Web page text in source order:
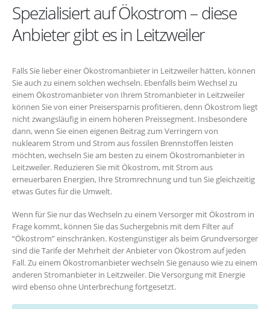
Spezialisiert auf Ökostrom – diese
Anbieter gibt es in Leitzweiler
Falls Sie lieber einer Ökostromanbieter in Leitzweiler hätten, können
Sie auch zu einem solchen wechseln. Ebenfalls beim Wechsel zu
einem Ökostromanbieter von Ihrem Stromanbieter in Leitzweiler
können Sie von einer Preisersparnis profitieren, denn Ökostrom liegt
nicht zwangsläufig in einem höheren Preissegment. Insbesondere
dann, wenn Sie einen eigenen Beitrag zum Verringern von
nuklearem Strom und Strom aus fossilen Brennstoffen leisten
möchten, wechseln Sie am besten zu einem Ökostromanbieter in
Leitzweiler. Reduzieren Sie mit Ökostrom, mit Strom aus
erneuerbaren Energien, Ihre Stromrechnung und tun Sie gleichzeitig
etwas Gutes für die Umwelt.
Wenn für Sie nur das Wechseln zu einem Versorger mit Ökostrom in
Frage kommt, können Sie das Suchergebnis mit dem Filter auf
“Ökostrom” einschränken. Kostengünstiger als beim Grundversorger
sind die Tarife der Mehrheit der Anbieter von Ökostrom auf jeden
Fall. Zu einem Ökostromanbieter wechseln Sie genauso wie zu einem
anderen Stromanbieter in Leitzweiler. Die Versorgung mit Energie
wird ebenso ohne Unterbrechung fortgesetzt.